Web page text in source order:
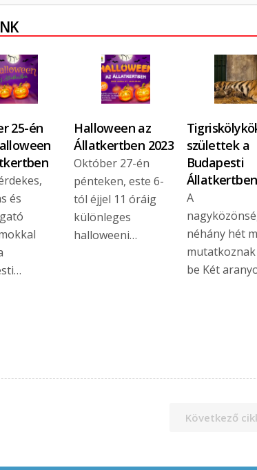
25-én
és
Halloween az
Állatkertben 2023
Október 27-én
pénteken, este 6-
tól éjjel 11 óráig
különleges
halloweeni…
születtek a
Budapesti
Állatkertben
A
néhány hét
mutatkoznak
be Két
Következő